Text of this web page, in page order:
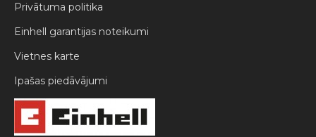
Privātuma politika
Einhell garantijas noteikumi
Vietnes karte
Ipašas piedāvājumi